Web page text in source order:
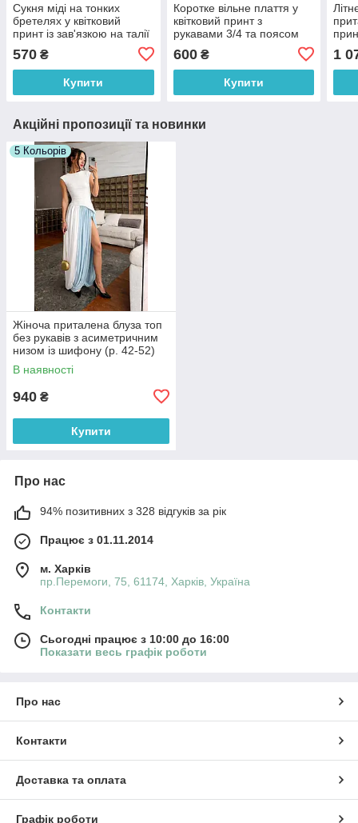
Сукня міді на тонких
бретелях у квітковий
принт із зав'язкою на талії
570 ₴
Купити
Коротке вільне плаття у
квітковий принт з
рукавами 3/4 та поясом
на талії (р. 42-52) 7035625
600₴
Купити
1
Акційні пропозиції та новинки
5 Кольорів
Жіноча приталена блуза топ
без рукавів з асиметричним
низом із шифону (р. 42-52)
31131133
В наявності
940 ₴
Купити
Про нас
94% позитивних з 328 відгуків за рік
Працює з 01.11.2014
м. Харків
пр.Перемоги, 75, 61174, Харків, Україна
Контакти
Сьогодні працює з 10:00 до 16:00
Показати весь графік роботи
Про нас
Контакти
Доставка та оплата
Графік роботи